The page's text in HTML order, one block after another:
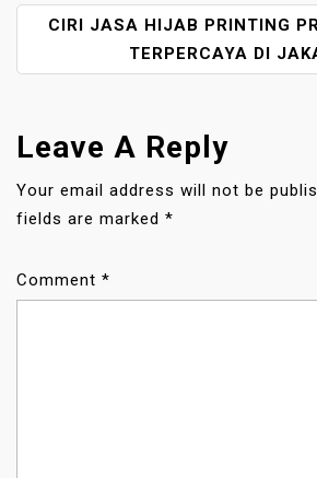
V
G
A
T
I
CIRI JASA HIJAB PRINTING
TERPERCAYA DI
Leave A Reply
Your email address will not be
fields are marked *
Comment *